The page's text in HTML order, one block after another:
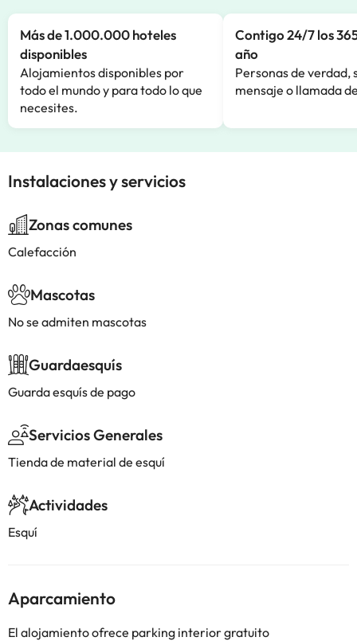
Más de 1.000.000 hoteles
disponibles
Alojamientos disponibles por
todo el mundo y para todo lo que
necesites.
Contigo 24/7 los
año
Personas de verdad,
mensaje o llamada
Instalaciones y servicios
Zonas comunes
Calefacción
Mascotas
No se admiten mascotas
Guardaesquís
Guarda esquís de pago
Servicios Generales
Tienda de material de esquí
Actividades
Esquí
Aparcamiento
El alojamiento ofrece parking interior gratuito